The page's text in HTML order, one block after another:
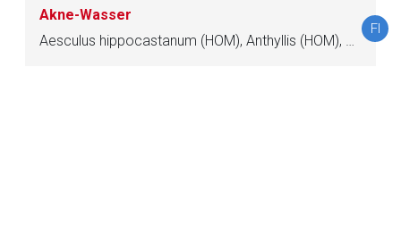
Akne-Wasser
Aesculus hippocastanum (HOM), Anthyllis (HOM), Bellis perennis (HOM), Calendula officinalis (HOM), Cutis (HOM), Echinacea (HOM), Funiculus umbilicalis (HOM), Placenta (HOM), Ren (HOM), Tropaeolum (HOM)
FI
Zurück zur rote-liste.de Zur Seite